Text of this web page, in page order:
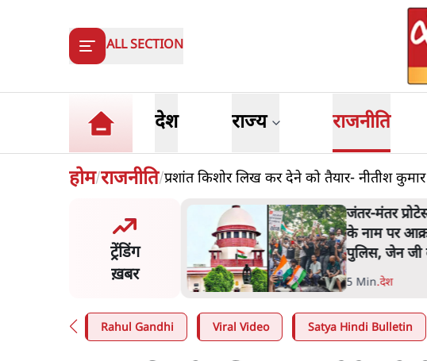
ALL SECTION
देश राज्य राजनीति
होम/राजनीति/प्रशांत किशोर लिख कर देने को तैयार- नीतीश
ट्रेंडिंग
ख़बर
समिति-मेटा की बैठकः मार्क
ने भारत सरकार से माफी
जंतर-मंतर
के नाम पर
पुलिस, जेन जी
5 Min.देश
Rahul Gandhi Viral Video Satya Hindi Bulletin